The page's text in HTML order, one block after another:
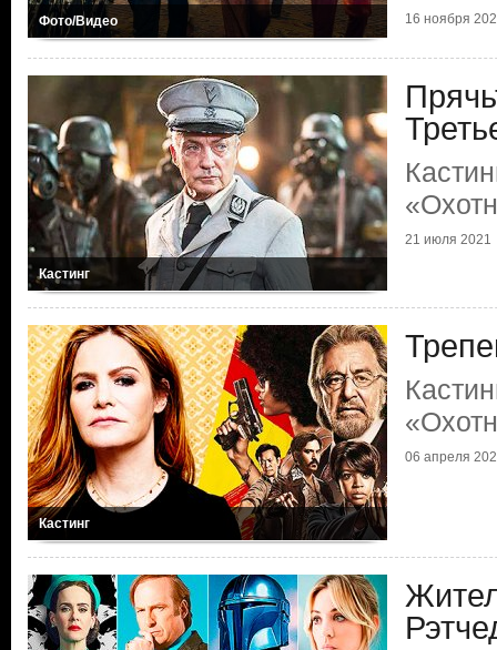
Фото/Видео 16 ноября
Кастинг
21 июля 2021
Кастинг
06 апреля